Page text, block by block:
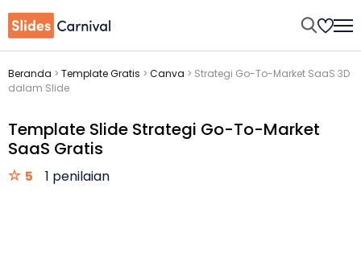
Beranda > Template Gratis > Canva > Strategi Go-To-Market SaaS 3D
dalam Slide
Template Slide Strategi Go-To-Market
SaaS Gratis
5 1 penilaian